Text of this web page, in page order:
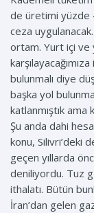
de üretimi yüzde
ceza
ortam. Yurt içi ve
bulunmalı diye
başka yol
katlanmıştık
Şu anda dahi
konu, Silivri’deki
geçen yıllarda
deniliyordu. Tuz
ithalatı. Bütün
İran’dan gelen